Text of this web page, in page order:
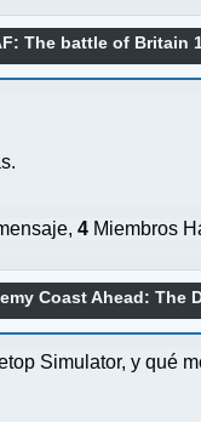
The battle of Britain
4 Miembros
Coast Ahead: The
Simulator, y qué